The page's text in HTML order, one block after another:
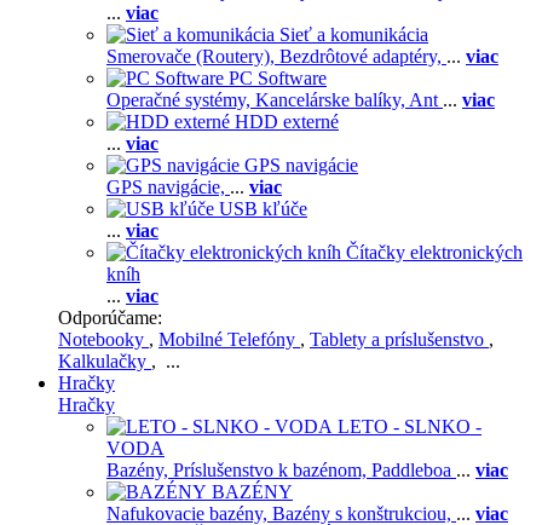
... viac
Sieť a komunikácia
Smerovače (Routery), Bezdrôtové adaptéry, ... viac
PC Software
Operačné systémy, Kancelárske balíky, Ant ... viac
HDD externé
... viac
GPS navigácie
GPS navigácie, ... viac
USB kľúče
... viac
Čítačky elektronických
kníh
... viac
Odporúčame:
Notebooky , Mobilné Telefóny , Tablety a príslušenstvo ,
Kalkulačky , ...
Hračky
Hračky
LETO - SLNKO -
VODA
Bazény, Príslušenstvo k bazénom, Paddleboa ... viac
BAZÉNY
Nafukovacie bazény, Bazény s konštrukciou, ... viac